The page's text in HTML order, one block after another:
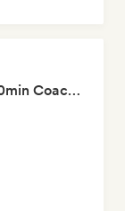
Improve Your Music in a 90min Coaching Session